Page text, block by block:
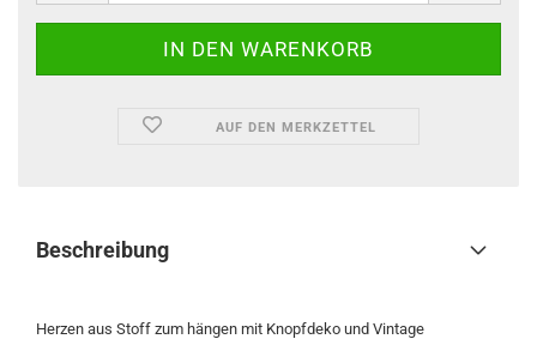
AUF DEN MERKZETTEL
Beschreibung
Herzen aus Stoff zum hängen mit Knopfdeko und Vintage